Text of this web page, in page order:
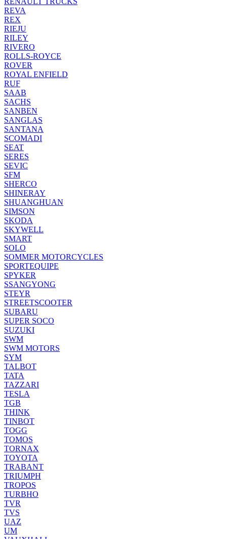
REVA
REX
RIEJU
RILEY
RIVERO
ROLLS-ROYCE
ROVER
ROYAL ENFIELD
RUF
SAAB
SACHS
SANBEN
SANGLAS
SANTANA
SCOMADI
SEAT
SERES
SEVIC
SFM
SHERCO
SHINERAY
SHUANGHUAN
SIMSON
SKODA
SKYWELL
SMART
SOLO
SOMMER MOTORCYCLES
SPORTEQUIPE
SPYKER
SSANGYONG
STEYR
STREETSCOOTER
SUBARU
SUPER SOCO
SUZUKI
SWM
SWM MOTORS
SYM
TALBOT
TATA
TAZZARI
TESLA
TGB
THINK
TINBOT
TOGG
TOMOS
TORNAX
TOYOTA
TRABANT
TRIUMPH
TROPOS
TURBHO
TVR
TVS
UAZ
UM